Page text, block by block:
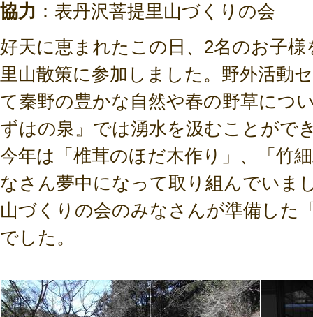
協力 ：表丹沢菩提里山づくりの会
好天に恵まれたこの日、2名のお子
里山散策に参加しました。野外活動
て秦野の豊かな自然や春の野草につ
ずはの泉』では湧水を汲むことがで
今年は「椎茸のほだ木作り」、「竹
なさん夢中になって取り組んでいま
山づくりの会のみなさんが準備した
でした。